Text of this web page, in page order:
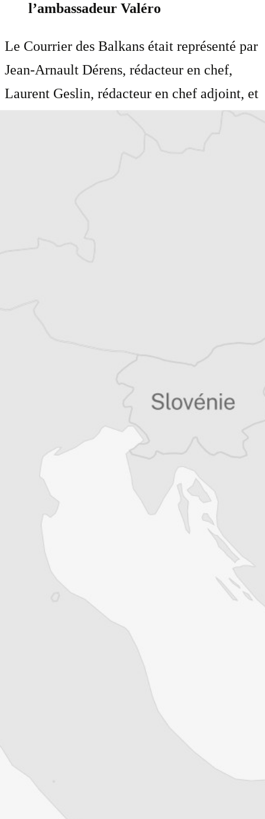
l’ambassadeur Valéro
Le Courrier des Balkans était représenté par
Jean-Arnault Dérens, rédacteur en chef,
Laurent Geslin, rédacteur en chef adjoint, et